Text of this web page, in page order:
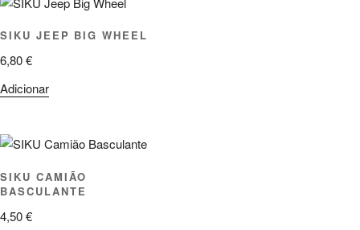
SIKU JEEP BIG WHEEL
6,80€
Adicionar
SIKU CAMIÃO
BASCULANTE
4,50€